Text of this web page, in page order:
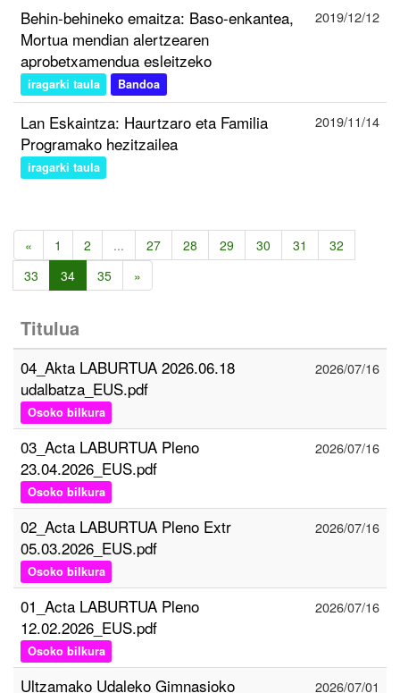
Behin-behineko emaitza: Baso-enkantea,
Mortua mendian alertzearen
aprobetxamendua esleitzeko
iragarki taula Bandoa
2019/12/12
Lan Eskaintza: Haurtzaro eta Familia
Programako hezitzailea
iragarki taula
2019/11/14
« 1 2 ... 27 28 29 30 31
32
33
34 35 »
Titulua
04_Akta LABURTUA 2026.06.18
udalbatza_EUS.pdf
Osoko bilkura
2026/07/16
03_Acta LABURTUA Pleno
23.04.2026_EUS.pdf
Osoko bilkura
2026/07/16
02_Acta LABURTUA Pleno Extr
05.03.2026_EUS.pdf
Osoko bilkura
2026/07/16
01_Acta LABURTUA Pleno
12.02.2026_EUS.pdf
Osoko bilkura
2026/07/16
Ultzamako Udaleko Gimnasioko 2026/07/01